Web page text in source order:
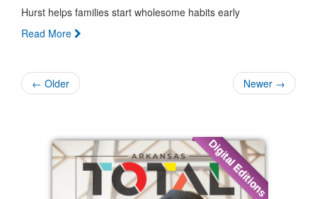
Hurst helps families start wholesome habits early
Read More
← Older Newer →
Digital Editions